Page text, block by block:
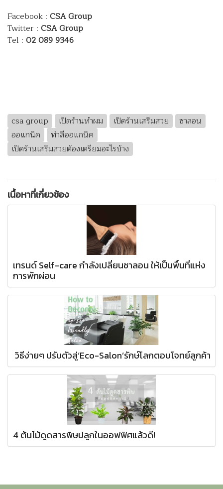
Facebook : CSA Group
Twitter : CSA Group
Tel : 02 089 9346
csa group เปิดร้านทำผม เปิดร้านเสริมสวย
ซาลอน
ออแกนิค
ทำสีออแกนิค
เปิดร้านเสริมสวยต้องเตรียมอะไรบ้าง
เนื้อหาที่เกี่ยวข้อง
เทรนด์ Self-care กำลังเปลี่ยนซาลอน ให้เป็นพื้นที่แห่ง
การพักผ่อน
วิธีง่ายๆ ปรับตัวสู่‘Eco-Salon’รักษ์โลกตอบโจทย์ลูกค้า
4 ต้นไม้ดูดสารพิษปลูกในออฟฟิศแล้วดี!